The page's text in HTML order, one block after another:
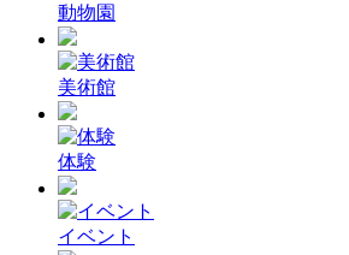
動物園
美術館
体験
イベント